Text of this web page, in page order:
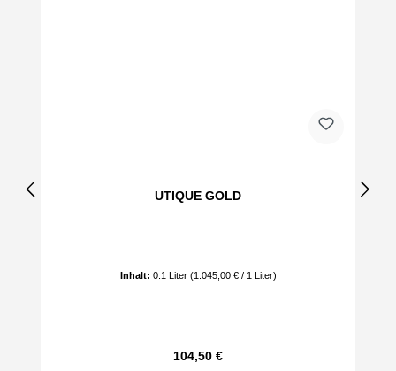
UTIQUE GOLD
Inhalt: 0.1 Liter (1.045,00 € / 1 Liter)
Regulärer Preis:
104,50 €